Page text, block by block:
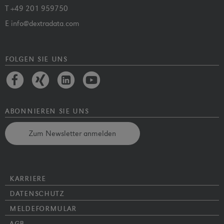
T+49 201 959750
E info@dextradata.com
folgen sie uns
abonnieren sie uns
Zum Newsletter anmelden
karriere
datenschutz
meldeformular